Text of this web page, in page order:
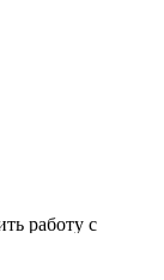
работу с